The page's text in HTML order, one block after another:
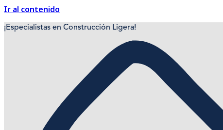
Ir al contenido
¡Especialistas en Construcción Ligera!